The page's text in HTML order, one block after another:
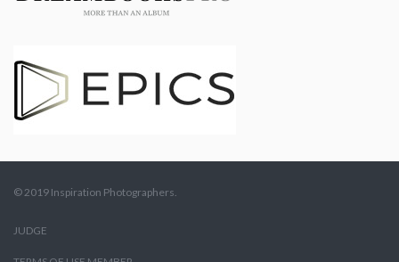
© 2019 Inspiration Photographers.
JUDGE